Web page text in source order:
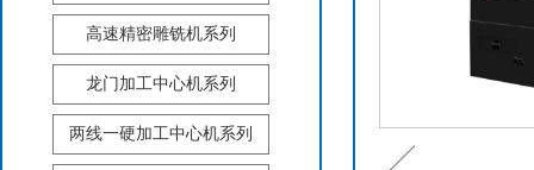
高速精密雕铣机系列
龙门加工中心机系列
两线一硬加工中心机系列